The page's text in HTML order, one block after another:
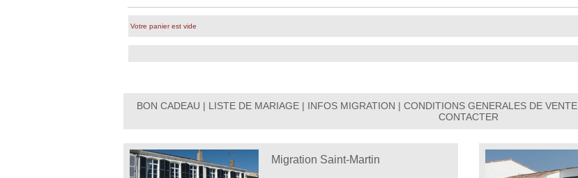
Votre panier est vide
BON CADEAU | LISTE DE MARIAGE| INFOS MIGRATION | CONDITIONS GENERALES DE VENTE
CONTACTER
Migration Saint-Martin